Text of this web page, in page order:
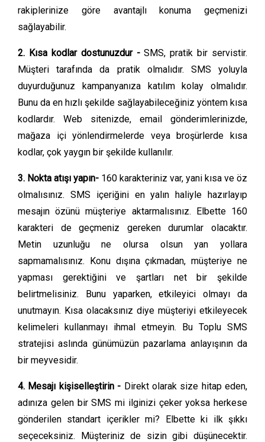
rakiplerinize göre avantajlı konuma geçmenizi
sağlayabilir.
2. Kısa kodlar dostunuzdur -SMS, pratik bir servistir.
Müşteri tarafında da pratik olmalıdır. SMS yoluyla
duyurduğunuz kampanyanıza katılım kolay olmalıdır.
Bunu da en hızlı şekilde sağlayabileceğiniz yöntem kısa
kodlardır. Web sitenizde, email gönderimlerinizde,
mağaza içi yönlendirmelerde veya broşürlerde kısa
kodlar, çok yaygın bir şekilde kullanılır.
3. Nokta atışı yapın- 160 karakteriniz var, yani kısa ve öz
olmalısınız. SMS içeriğini en yalın haliyle hazırlayıp
mesajın özünü müşteriye aktarmalısınız. Elbette 160
karakteri de geçmeniz gereken durumlar olacaktır.
Metin uzunluğu ne olursa olsun yan yollara
sapmamalısınız. Konu dışına çıkmadan, müşteriye ne
yapması gerektiğini ve şartları net bir şekilde
belirtmelisiniz. Bunu yaparken, etkileyici olmayı da
unutmayın. Kısa olacaksınız diye müşteriyi etkileyecek
kelimeleri kullanmayı ihmal etmeyin. Bu Toplu SMS
stratejisi aslında günümüzün pazarlama anlayışının da
bir meyvesidir.
4. Mesajı kişiselleştirin - Direkt olarak size hitap eden,
adınıza gelen bir SMS mi ilginizi çeker yoksa herkese
gönderilen standart içerikler mi? Elbette ki ilk şıkkı
seçeceksiniz. Müşteriniz de sizin gibi düşünecektir.